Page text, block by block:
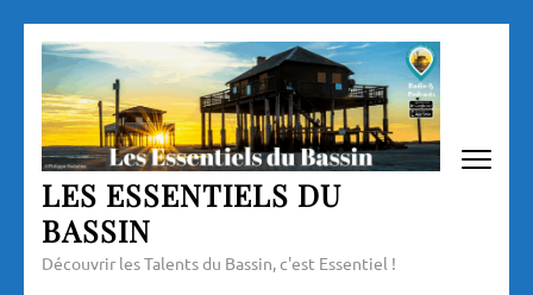
Aller
contenu
(Pressez
Entrée)
LES ESSENTIELS DU
BASSIN
Découvrir les Talents du Bassin, c'est Essentiel !